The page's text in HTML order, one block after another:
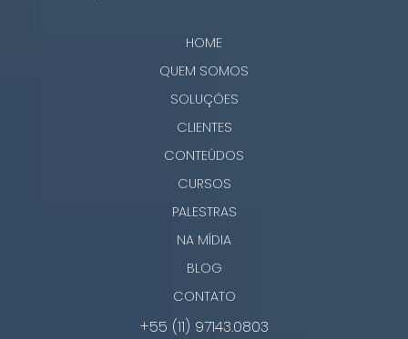
HOME
QUEM SOMOS
SOLUÇÕES
CLIENTES
CONTEÚDOS
CURSOS
PALESTRAS
NA MÍDIA
BLOG
CONTATO
+55 (11) 97143.0803